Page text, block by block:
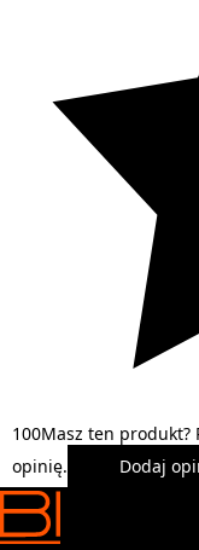
100Masz ten produkt?
opinię.
Dodaj